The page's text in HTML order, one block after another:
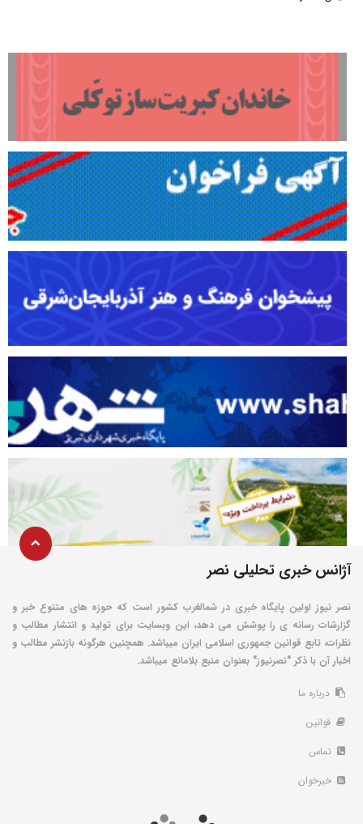
آژانس خبری تحلیلی نصر
نصر نیوز اولین پایگاه خبری در شمالغرب کشور است که حوزه های متنوع خبر و
گزارشات رسانه ی را پوشش می دهد، این وبسایت برای تولید و انتشار مطالب و
نظرات، تابع قوانین جمهوری اسلامی ایران میباشد. همچنین هرگونه بازنشر مطالب و
اخبار آن با ذکر "نصرنیوز" بعنوان منبع بلامانع میباشد.
درباره ما
قوانین
تماس
خبرخوان